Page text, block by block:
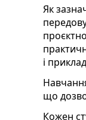
Як
і
що
Кожен